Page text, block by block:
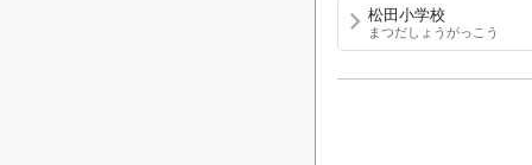
松田小学校
まつだしょうがっこう